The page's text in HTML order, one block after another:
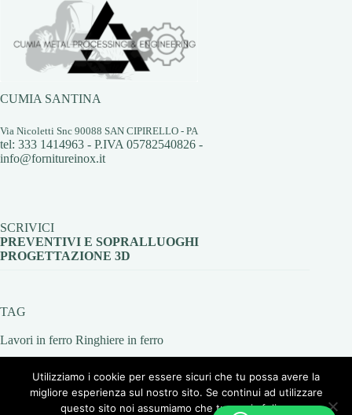
CUMIA SANTINA
Via Nicoletti Snc 90088 SAN CIPIRELLO - PA
tel: 333 1414963 - P.IVA 05782540826 -
info@fornitureinox.it
SCRIVICI
PREVENTIVI E SOPRALLUOGHI
PROGETTAZIONE 3D
TAG
Lavori in ferro Ringhiere in ferro
Utilizziamo i cookie per essere sicuri che tu possa avere la
migliore esperienza sul nostro sito. Se continui ad utilizzare
questo sito noi assumiamo che tu ne sia felice.